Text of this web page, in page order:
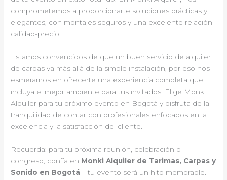
comprometemos a proporcionarte soluciones prácticas y
elegantes, con montajes seguros y una excelente relación
calidad-precio.
Estamos convencidos de que un buen servicio de alquiler
de carpas va más allá de la simple instalación, por eso nos
esmeramos en ofrecerte una experiencia completa que
incluya el mejor ambiente para tus invitados. Elige Monki
Alquiler para tu próximo evento en Bogotá y disfruta de la
tranquilidad de contar con profesionales enfocados en la
excelencia y la satisfacción del cliente.
Recuerda: para tu próxima reunión, celebración o
congreso, confía en Monki Alquiler de Tarimas, Carpas y
Sonido en Bogotá – tu evento será un hito memorable.